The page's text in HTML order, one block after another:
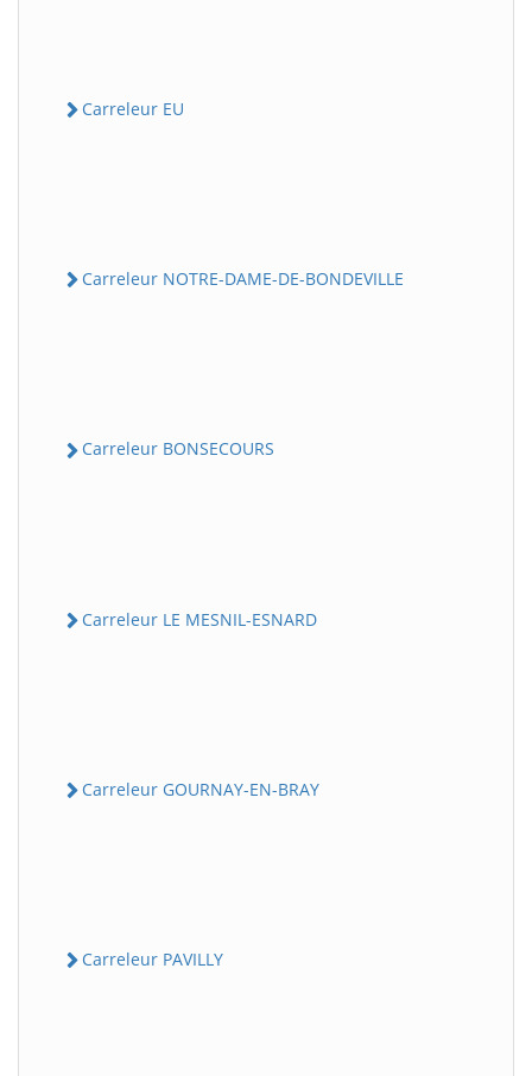
Carreleur EU
Carreleur NOTRE-DAME-DE-BONDEVILLE
Carreleur BONSECOURS
Carreleur LE MESNIL-ESNARD
Carreleur GOURNAY-EN-BRAY
Carreleur PAVILLY